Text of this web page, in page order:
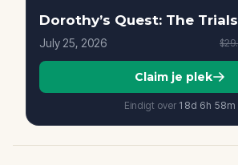
July 25, 2026
Claim je plek
Eindigt over 18d 6h 58m